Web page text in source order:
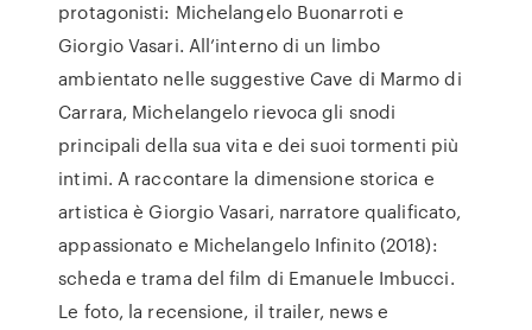
protagonisti: Michelangelo Buonarroti e
Giorgio Vasari. All’interno di un limbo
ambientato nelle suggestive Cave di Marmo di
Carrara, Michelangelo rievoca gli snodi
principali della sua vita e dei suoi tormenti più
intimi. A raccontare la dimensione storica e
artistica è Giorgio Vasari, narratore qualificato,
appassionato e Michelangelo Infinito (2018):
scheda e trama del film di Emanuele Imbucci.
Le foto, la recensione, il trailer, news e